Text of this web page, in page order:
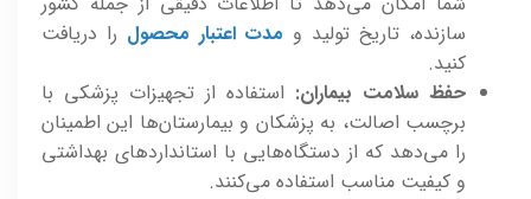
سازنده، تاریخ تولید و مدت اعتبار محصول را دریافت
کنید.
حفظ سلامت بیماران: استفاده از تجهیزات پزشکی با
برچسب اصالت، به پزشکان و بیمارستان‌ها این اطمینان
را می‌دهد که از دستگاه‌هایی با استانداردهای بهداشتی
و کیفیت مناسب استفاده می‌کنند.